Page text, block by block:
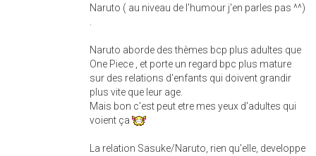
Naruto ( au niveau de l'humour j'en parles pas ^^)
Naruto aborde des thèmes bcp plus adultes que
One Piece , et porte un regard bpc plus mature
sur des relations d'enfants qui doivent grandir
plus vite que leur age.
Mais bon c'est peut etre mes yeux d'adultes qui
voient ça
La relation Sasuke/Naruto, rien qu'elle, developpe